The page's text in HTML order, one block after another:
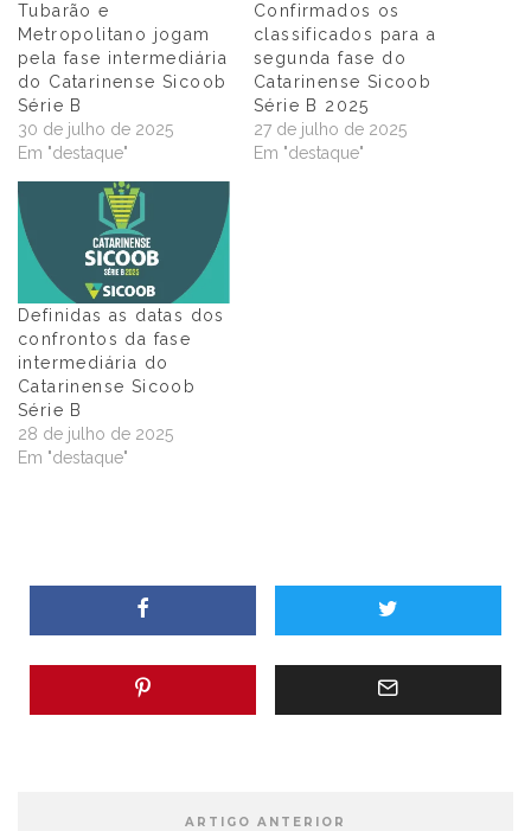
Tubarão e
Metropolitano jogam
pela fase intermediária
do Catarinense Sicoob
Série B
30 de julho de 2025
Em "destaque"
Confirmados os
classificados para a
segunda fase do
Catarinense Sicoob
Série B 2025
27 de julho de 2025
Em "destaque"
Definidas as datas dos
confrontos da fase
intermediária do
Catarinense Sicoob
Série B
28 de julho de 2025
Em "destaque"
ARTIGO ANTERIOR